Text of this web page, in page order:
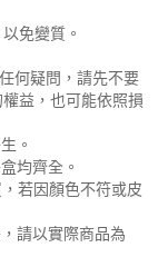
免變質。
何疑問，請先不要
益，也可能依照損
。
均齊全。
若因顏色不符或皮
請以實際商品為